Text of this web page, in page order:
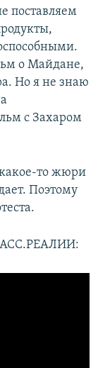
поставляем
о Майдане,
Но я не знаю
с Захаром
какое-то жюри
Поэтому